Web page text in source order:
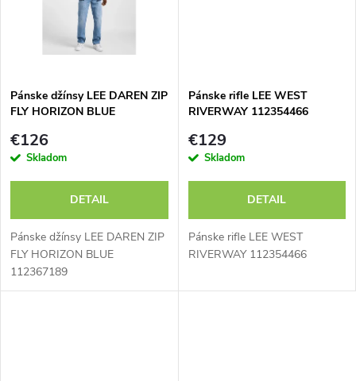
v
Pánske džínsy LEE DAREN ZIP
FLY HORIZON BLUE
€126
Skladom
DETAIL
Pánske džínsy LEE DAREN ZIP
FLY HORIZON BLUE
112367189
Pánske rifle LEE WEST
RIVERWAY 112354466
€129
Skladom
DETAIL
Pánske rifle LEE WEST
RIVERWAY 112354466